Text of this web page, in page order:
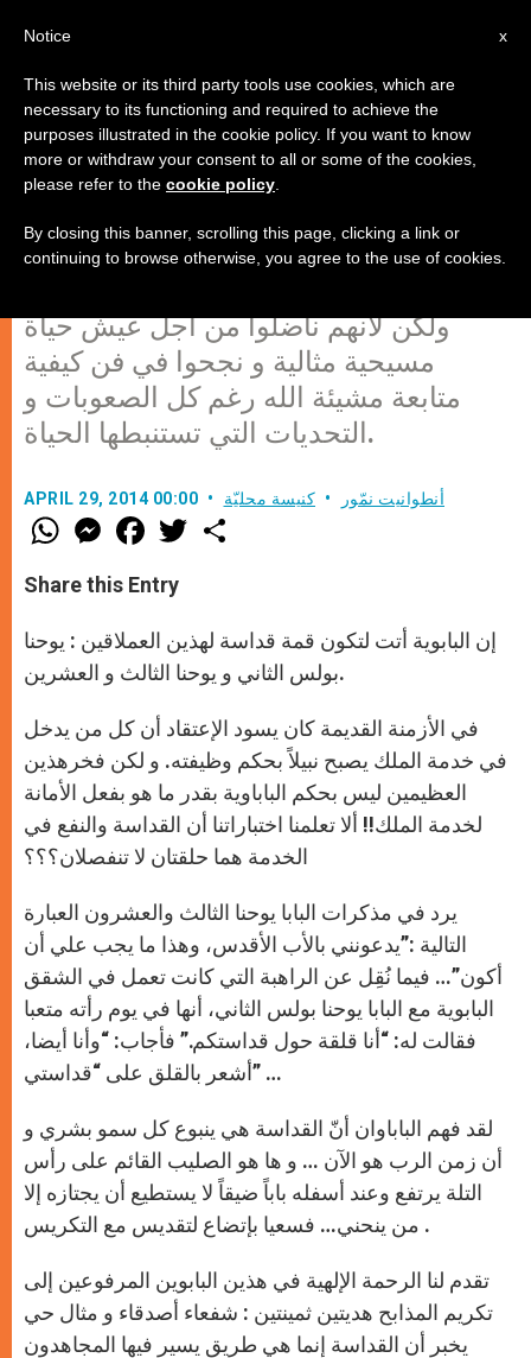
هل تطويب البابوات هو وليد
"الواسطة"؟
ولكن لأنهم ناضلوا من أجل عيش حياة
مسيحية مثالية و نجحوا في فن كيفية
متابعة مشيئة الله رغم كل الصعوبات و
التحديات التي تستنبطها الحياة.
APRIL 29, 2014 00:00 أنطوانيت نمّور كنيسة محليّة
W
h
t
s
p
p
M
e
s
e
g
e
r
F
a
e
b
o
k
w
r
Share this Entry
إن البابوية أتت لتكون قمة قداسة لهذين العملاقين : يوحنا
بولس الثاني و يوحنا الثالث و العشرين.
في الأزمنة القديمة كان يسود الإعتقاد أن كل من يدخل
في خدمة الملك يصبح نبيلاً بحكم وظيفته. و لكن فخرهذين
العظيمين ليس بحكم الباباوية بقدر ما هو بفعل الأمانة
لخدمة الملك!! ألا تعلمنا اختباراتنا أن القداسة والنفع في
الخدمة هما حلقتان لا تنفصلان؟؟؟
يرد في مذكرات البابا يوحنا الثالث والعشرون العبارة
التالية :”يدعونني بالأب الأقدس، وهذا ما يجب علي أن
أكون”… فيما نُقِل عن الراهبة التي كانت تعمل في الشقق
البابوية مع البابا يوحنا بولس الثاني، أنها في يوم رأته متعبا
فقالت له: “أنا قلقة حول قداستكم.” فأجاب: “وأنا أيضا،
أشعر بالقلق على “قداستي” …
لقد فهم الباباوان أنّ القداسة هي ينبوع كل سمو بشري و
أن زمن الرب هو الآن … و ها هو الصليب القائم على رأس
التلة يرتفع وعند أسفله باباً ضيقاً لا يستطيع أن يجتازه إلا
من ينحني… فسعيا بإتضاع لتقديس مع التكريس .
تقدم لنا الرحمة الإلهية في هذين البابوين المرفوعين إلى
تكريم المذابح هديتين ثمينتين : شفعاء أصدقاء و مثال حي
يخبر أن القداسة إنما هي طريق يسير فيها المجاهدون
x
Notice
This website or its third party tools use cookies, which are
necessary to its functioning and required to achieve the
purposes illustrated in the cookie policy. If you want to know
more or withdraw your consent to all or some of the cookies,
please refer to the cookie policy
By closing this banner, scrolling this page, clicking a link or
continuing to browse otherwise, you agree to the use of cookies.